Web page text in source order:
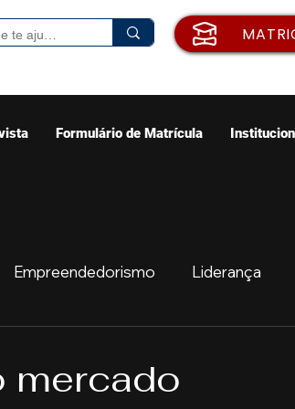
Formulário de Matrícula
Empreendedorismo Liderança
mercado